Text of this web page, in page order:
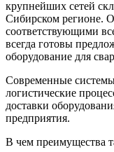
крупнейших сетей
Сибирском регионе.
соответствующими
всегда готовы
оборудование для
Современные
логистические
доставки
предприятия.
В чем преимущества